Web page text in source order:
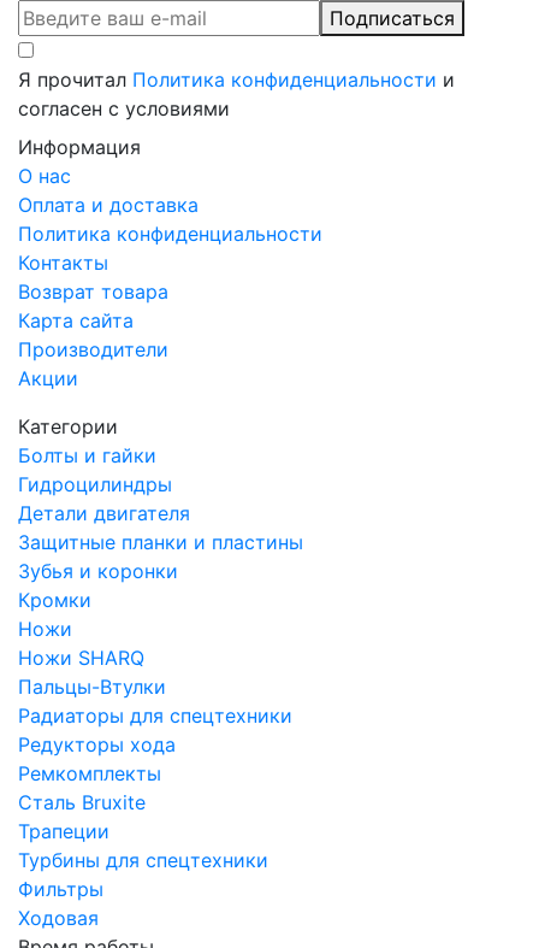
Подписаться
Я прочитал Политика конфиденциальности и
согласен с условиями
Информация
О нас
Оплата и доставка
Политика конфиденциальности
Контакты
Возврат товара
Карта сайта
Производители
Акции
Категории
Болты и гайки
Гидроцилиндры
Детали двигателя
Защитные планки и пластины
Зубья и коронки
Кромки
Ножи
Ножи SHARQ
Пальцы-Втулки
Радиаторы для спецтехники
Редукторы хода
Ремкомплекты
Сталь Bruxite
Трапеции
Турбины для спецтехники
Фильтры
Ходовая